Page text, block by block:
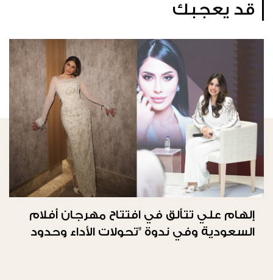
قد يعجبك
إلهام علي تتألق في افتتاح مهرجان أفلام
السعودية وفي ندوة "تحولات الأداء وحدود